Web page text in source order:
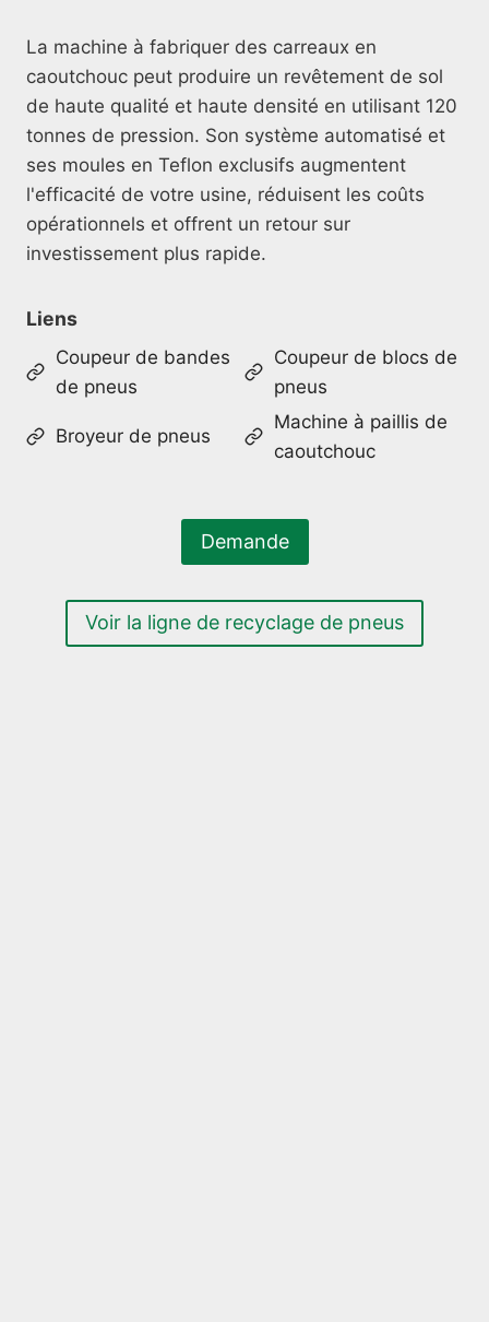
La machine à fabriquer des carreaux en
caoutchouc peut produire un revêtement de sol
de haute qualité et haute densité en utilisant 120
tonnes de pression. Son système automatisé et
ses moules en Teflon exclusifs augmentent
l'efficacité de votre usine, réduisent les coûts
opérationnels et offrent un retour sur
investissement plus rapide.
Liens
Coupeur de bandes
de pneus
Coupeur de blocs de
pneus
Broyeur de pneus
Machine à paillis de
caoutchouc
Demande
Voir la ligne de recyclage de pneus